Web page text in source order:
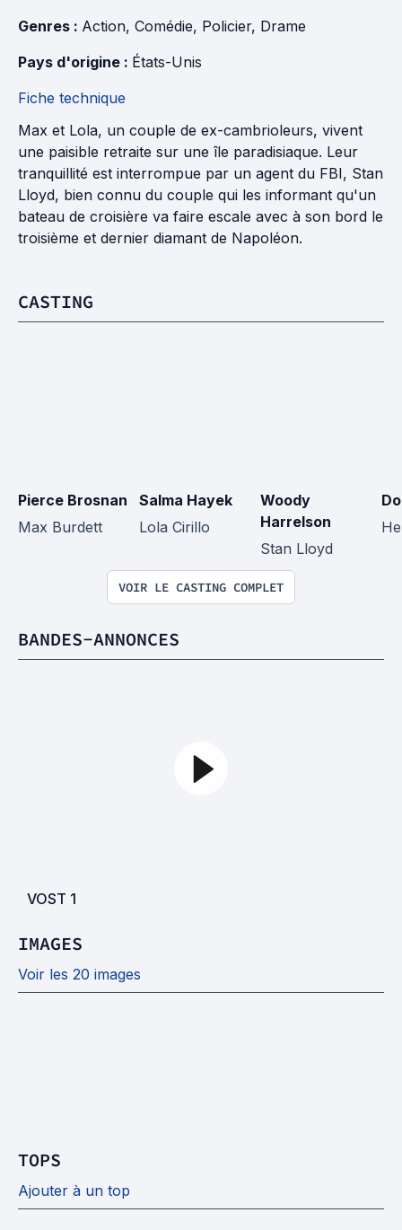
Genres : Action, Comédie, Policier, Drame
Pays d'origine : États-Unis
Fiche technique
Max et Lola, un couple de ex-cambrioleurs, vivent
une paisible retraite sur une île paradisiaque. Leur
tranquillité est interrompue par un agent du FBI, Stan
Lloyd, bien connu du couple qui les informant qu'un
bateau de croisière va faire escale avec à son bord le
troisième et dernier diamant de Napoléon.
CASTING
Pierce Brosnan
Max Burdett
Salma Hayek
Lola Cirillo
Woody
Harrelson
Stan Lloyd
VOIR LE CASTING COMPLET
BANDES-ANNONCES
VOST 1
IMAGES
Voir les 20 images
TOPS
Ajouter à un top